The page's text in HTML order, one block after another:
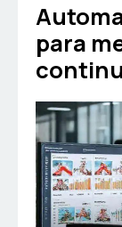
para